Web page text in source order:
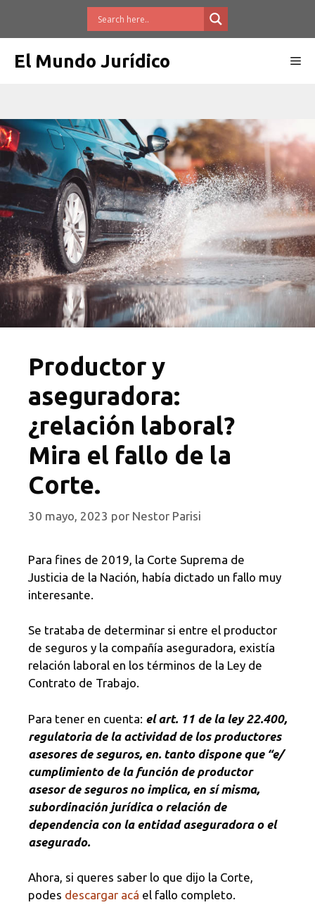
El Mundo Jurídico
Productor y
aseguradora:
¿relación laboral?
Mira el fallo de la
Corte.
30 mayo, 2023 por Nestor Parisi
Para fines de 2019, la Corte Suprema de
Justicia de la Nación, había dictado un fallo muy
interesante.
Se trataba de determinar si entre el productor
de seguros y la compañía aseguradora, existía
relación laboral en los términos de la Ley de
Contrato de Trabajo.
Para tener en cuenta: el art. 11 de la ley 22.400,
regulatoria de la actividad de los productores
asesores de seguros, en. tanto dispone que “e/
cumplimiento de la función de productor
asesor de seguros no implica, en sí misma,
subordinación jurídica o relación de
dependencia con la entidad aseguradora o el
asegurado.
Ahora, si queres saber lo que dijo la Corte,
podes descargar acá el fallo completo.